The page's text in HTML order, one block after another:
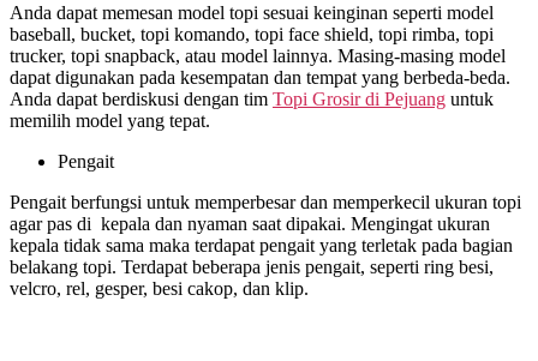
Anda dapat memesan model topi sesuai keinginan seperti model
baseball, bucket, topi komando, topi face shield, topi rimba, topi
trucker, topi snapback, atau model lainnya. Masing-masing model
dapat digunakan pada kesempatan dan tempat yang berbeda-beda.
Anda dapat berdiskusi dengan tim Topi Grosir di Pejuang untuk
memilih model yang tepat.
Pengait
Pengait berfungsi untuk memperbesar dan memperkecil ukuran topi
agar pas di kepala dan nyaman saat dipakai. Mengingat ukuran
kepala tidak sama maka terdapat pengait yang terletak pada bagian
belakang topi. Terdapat beberapa jenis pengait, seperti ring besi,
velcro, rel, gesper, besi cakop, dan klip.